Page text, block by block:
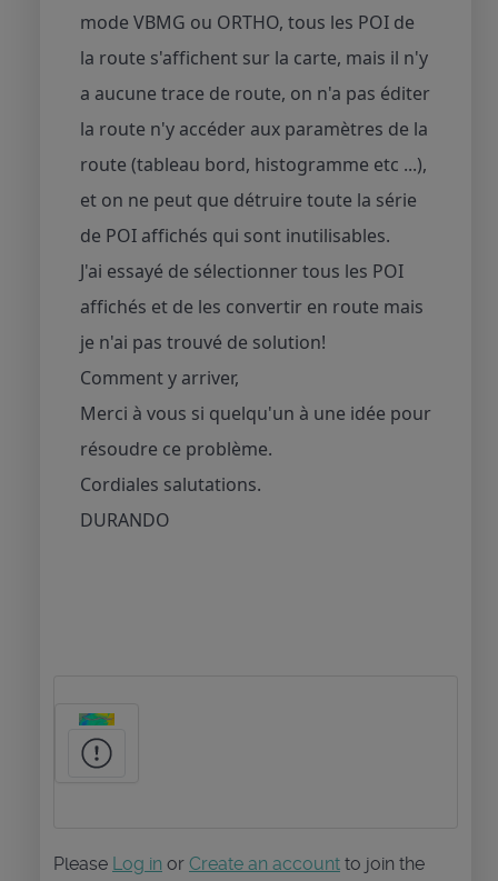
mode VBMG ou ORTHO, tous les POI de
la route s'affichent sur la carte, mais il n'y
a aucune trace de route, on n'a pas éditer
la route n'y accéder aux paramètres de la
route (tableau bord, histogramme etc ...),
et on ne peut que détruire toute la série
de POI affichés qui sont inutilisables.
J'ai essayé de sélectionner tous les POI
affichés et de les convertir en route mais
je n'ai pas trouvé de solution!
Comment y arriver,
Merci à vous si quelqu'un à une idée pour
résoudre ce problème.
Cordiales salutations.
DURANDO
Please Log in or Create an account to join the